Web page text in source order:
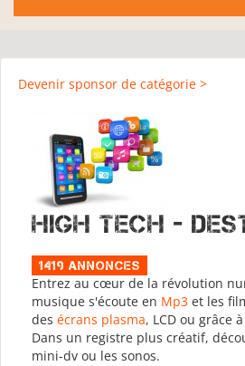
Devenir sponsor de catégorie >
High Tech -
1419 Annonces
Entrez au cœur de la révolution
musique s'écoute en Mp3 et les
des écrans plasma, LCD ou grâce
Dans un registre plus créatif,
mini-dv ou les sonos.